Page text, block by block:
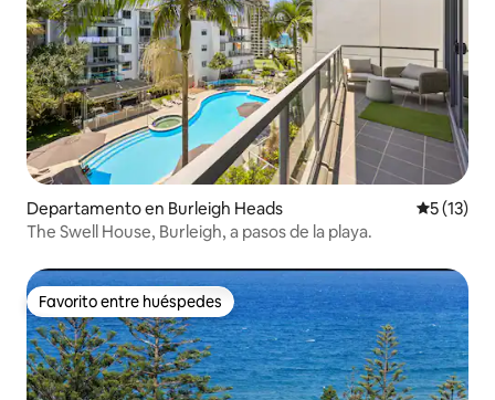
Departamento en Burleigh Heads
5 (13)
The Swell House, Burleigh, a pasos de la playa.
Favorito entre huéspedes
Favorito entre huéspedes